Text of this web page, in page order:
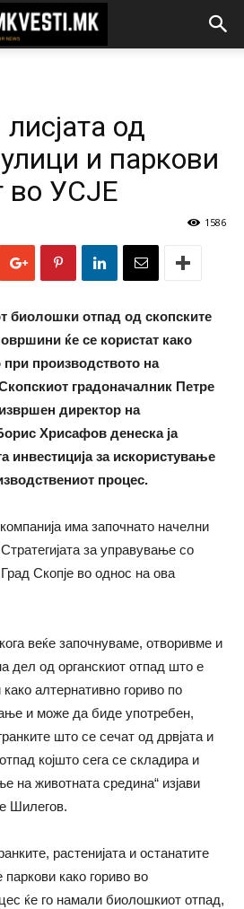
од
и паркови
во УСЈЕ
1586
биолошки отпад од скопските
ќе се користат како
производството на
градоначалник Петре
директор на
Хрисафов денеска ја
инвестиција за искористување
процес.
има започнато начелни
за управување со
Скопје во однос на ова
веќе започнуваме, отворивме и
дел од органскиот отпад што е
алтернативно гориво по
и може да биде употребен,
што се сечат од дрвјата и
којшто сега се складира и
на животната средина“ изјави
Шилегов.
растенијата и останатите
како гориво во
ќе го намали биолошкиот отпад,